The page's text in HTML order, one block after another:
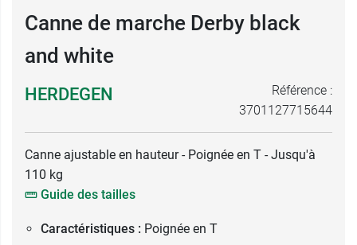
Canne de marche Derby black
and white
HERDEGEN
Référence :
3701127715644
Canne ajustable en hauteur - Poignée en T - Jusqu'à
110 kg
Guide des tailles
Caractéristiques : Poignée en T